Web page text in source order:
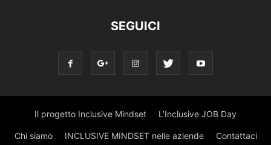
SEGUICI
Il progetto Inclusive Mindset L’Inclusive JOB Day
Chi siamo INCLUSIVE MINDSET nelle aziende Contattaci